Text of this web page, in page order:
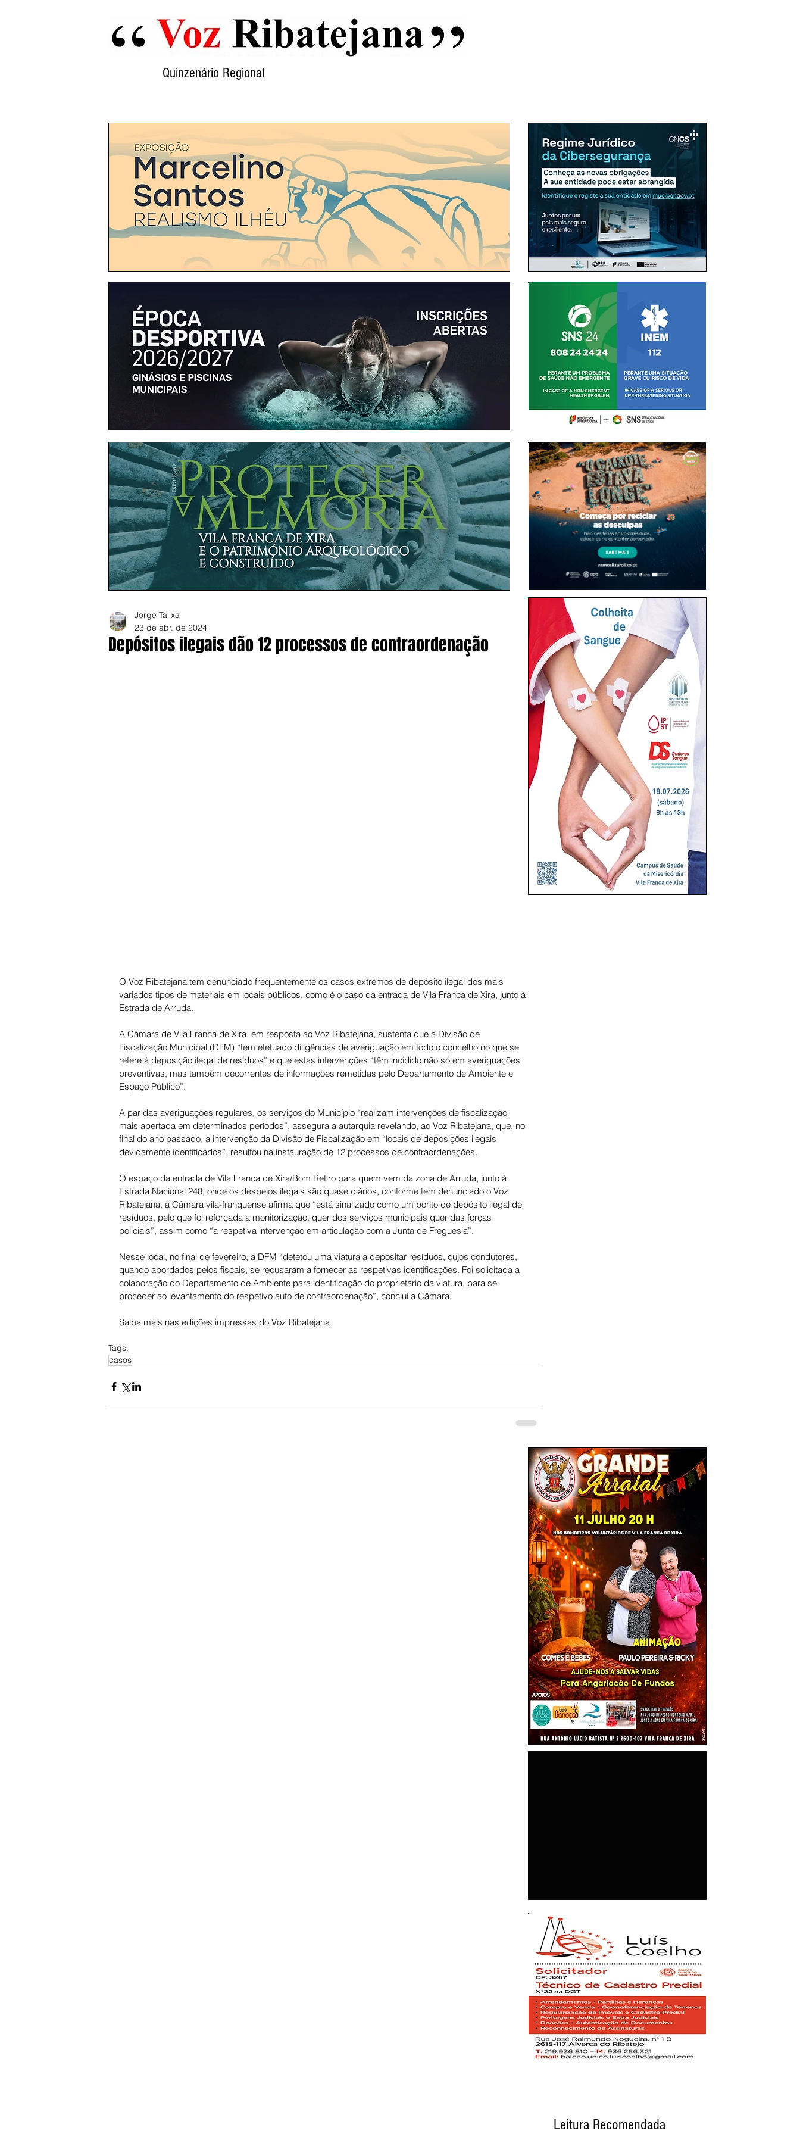
Quinzenário Regional
Depósitos ilegais dão 12 processos de contraordenação
Jorge Talixa
23 de abr. de 2024
O Voz Ribatejana tem denunciado frequentemente os casos extremos de depósito ilegal dos mais
variados tipos de materiais em locais públicos, como é o caso da entrada de Vila Franca de Xira, junto à
Estrada de Arruda.
A Câmara de Vila Franca de Xira, em resposta ao Voz Ribatejana, sustenta que a Divisão de
Fiscalização Municipal (DFM) “tem efetuado diligências de averiguação em todo o concelho no que se
refere à deposição ilegal de resíduos” e que estas intervenções “têm incidido não só em averiguações
preventivas, mas também decorrentes de informações remetidas pelo Departamento de Ambiente e
Espaço Público”.
A par das averiguações regulares, os serviços do Município “realizam intervenções de fiscalização
mais apertada em determinados períodos”, assegura a autarquia revelando, ao Voz Ribatejana, que, no
final do ano passado, a intervenção da Divisão de Fiscalização em “locais de deposições ilegais
devidamente identificados”, resultou na instauração de 12 processos de contraordenações.
O espaço da entrada de Vila Franca de Xira/Bom Retiro para quem vem da zona de Arruda, junto à
Estrada Nacional 248, onde os despejos ilegais são quase diários, conforme tem denunciado o Voz
Ribatejana, a Câmara vila-franquense afirma que “está sinalizado como um ponto de depósito ilegal de
resíduos, pelo que foi reforçada a monitorização, quer dos serviços municipais quer das forças
policiais”, assim como “a respetiva intervenção em articulação com a Junta de Freguesia”.
Nesse local, no final de fevereiro, a DFM “detetou uma viatura a depositar resíduos, cujos condutores,
quando abordados pelos fiscais, se recusaram a fornecer as respetivas identificações. Foi solicitada a
colaboração do Departamento de Ambiente para identificação do proprietário da viatura, para se
proceder ao levantamento do respetivo auto de contraordenação”, conclui a Câmara.
Saiba mais nas edições impressas do Voz Ribatejana
Tags:
casos
Leitura Recomendada